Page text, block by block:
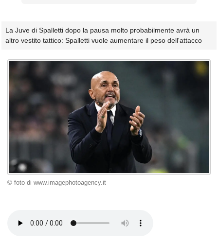
La Juve di Spalletti dopo la pausa molto probabilmente avrà un
altro vestito tattico: Spalletti vuole aumentare il peso dell'attacco
© foto di www.imagephotoagency.it